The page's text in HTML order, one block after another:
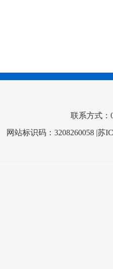
联系方式：
网站标识码：3208260058 |苏